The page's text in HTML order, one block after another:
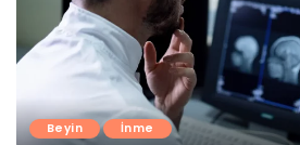
Beyin İnme